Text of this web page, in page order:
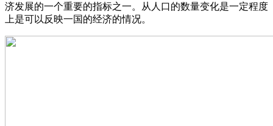
济发展的一个重要的指标之一。从人口的数量变化是一定程度
上是可以反映一国的经济的情况。